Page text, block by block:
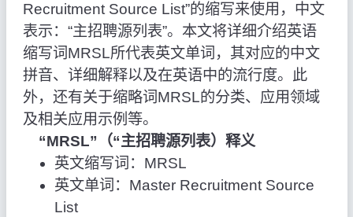
Recruitment Source List”的缩写来使用，中文
表示：“主招聘源列表”。本文将详细介绍英语
缩写词MRSL所代表英文单词，其对应的中文
拼音、详细解释以及在英语中的流行度。此
外，还有关于缩略词MRSL的分类、应用领域
及相关应用示例等。
“MRSL”（“主招聘源列表）释义
英文缩写词：MRSL
英文单词：Master Recruitment Source
List